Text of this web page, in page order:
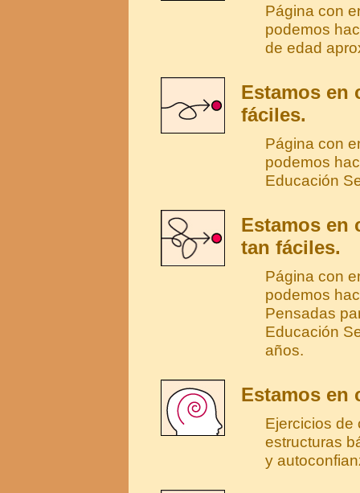
Página con
podemos
de edad
Estamos en
fáciles.
Página con
podemos
Educación
Estamos en
tan fáciles.
Página con
podemos
Pensadas
Educación
años.
Estamos en
Ejercicios de
estructuras
y